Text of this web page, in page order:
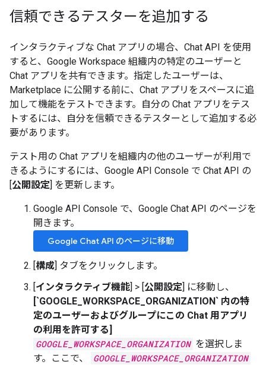
信頼できるテスターを追加する
インタラクティブな Chat アプリの場合、Chat API を使用
すると、Google Workspace 組織内の特定のユーザーと
Chat アプリを共有できます。指定したユーザーは、
Marketplace に公開する前に、Chat アプリをスペースに追
加して機能をテストできます。自分の Chat アプリをテス
トするには、自分を信頼できるテスターとして追加する必
要があります。
テスト用の Chat アプリを組織内の他のユーザーが利用で
きるようにするには、Google API Console で Chat API の
[公開設定] を更新します。
Google API Console で、Google Chat API のページを
開きます。
Google Chat API のページに移動
[構成] タブをクリックします。
[インタラクティブ機能] > [公開設定] に移動し、
[`GOOGLE_WORKSPACE_ORGANIZATION` 内の特
定のユーザーおよびグループにこの Chat 用アプリ
の利用を許可する]
GOOGLE_WORKSPACE_ORGANIZATION を選択しま
す。ここで、
GOOGLE_WORKSPACE_ORGANIZATION